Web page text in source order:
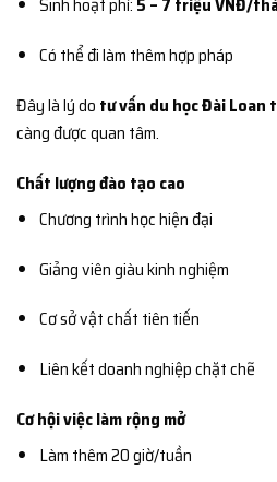
Có thể đi làm thêm hợp pháp
Đây là lý do tư vấn du học Đài Loan
càng được quan tâm.
Chất lượng đào tạo cao
Chương trình học hiện đại
Giảng viên giàu kinh nghiệm
Cơ sở vật chất tiên tiến
Liên kết doanh nghiệp chặt chẽ
Cơ hội việc làm rộng mở
Làm thêm 20 giờ/tuần